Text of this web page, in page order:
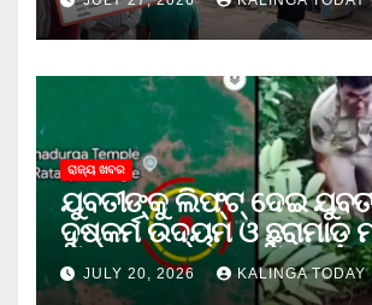
ରାଜ୍ୟ ଖବର
ଯୁବତୀଙ୍କୁ ଲିଫ୍‌ଟ୍‌ ଦେଇ
ଦୁଷ୍କର୍ମ ଉଦ୍ୟମ ଓ ଛୁରାମାଡ଼
ଜେଲ ଗଲା ଅଭିଯୁକ୍ତ
JULY 20, 2026 KALINGA TODAY